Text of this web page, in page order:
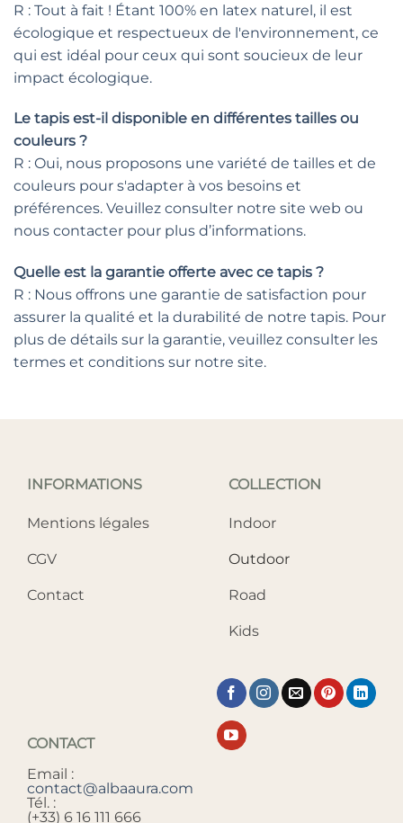
R : Tout à fait ! Étant 100% en latex naturel, il est
écologique et respectueux de l'environnement, ce
qui est idéal pour ceux qui sont soucieux de leur
impact écologique.
Le tapis est-il disponible en différentes tailles ou
couleurs ?
R : Oui, nous proposons une variété de tailles et de
couleurs pour s'adapter à vos besoins et
préférences. Veuillez consulter notre site web ou
nous contacter pour plus d’informations.
Quelle est la garantie offerte avec ce tapis ?
R : Nous offrons une garantie de satisfaction pour
assurer la qualité et la durabilité de notre tapis. Pour
plus de détails sur la garantie, veuillez consulter les
termes et conditions sur notre site.
INFORMATIONS
Mentions légales
CGV
Contact
COLLECTION
Indoor
Outdoor
Road
Kids
CONTACT
Email :
contact@albaaura.com
Tél. :
(+33) 6 16 111 666